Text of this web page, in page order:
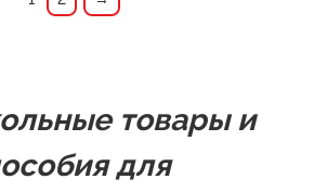
товары и
для